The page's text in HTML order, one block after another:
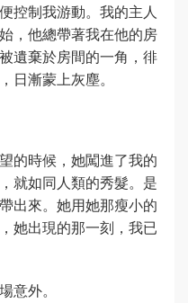
控制我游動。我的主人
，他總帶著我在他的房
遺棄於房間的一角，徘
日漸蒙上灰塵。
的時候，她闖進了我的
就如同人類的秀髮。是
出來。她用她那瘦小的
她出現的那一刻，我已
意外。